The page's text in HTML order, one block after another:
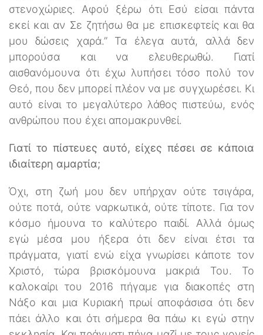
στενοχώριες. Αφού ξέρω ότι Εσύ είσαι πάντα
εκεί και αν Σε ζητήσω θα με επισκεφτείς και θα
μου δώσεις χαρά.” Τα έλεγα αυτά, αλλά δεν
μπορούσα και να ελευθερωθώ. Γιατί
αισθανόμουνα ότι έχω λυπήσει τόσο πολύ τον
Θεό, που δεν μπορεί πλέον να με συγχωρέσει. Κι
αυτό είναι το μεγαλύτερο λάθος πιστεύω, ενός
ανθρώπου που έχει απομακρυνθεί.
Γιατί το πίστευες αυτό, είχες πέσει σε κάποια
ιδιαίτερη αμαρτία;
Όχι, στη ζωή μου δεν υπήρχαν ούτε τσιγάρα,
ούτε ποτά, ούτε ναρκωτικά, ούτε τίποτε. Για τον
κόσμο ήμουνα το καλύτερο παιδί. Αλλά όμως
εγώ μέσα μου ήξερα ότι δεν είναι έτσι τα
πράγματα, γιατί ενώ είχα γνωρίσει κάποτε τον
Χριστό, τώρα βρισκόμουνα μακριά Του. Το
καλοκαίρι του 2016 πήγαμε για διακοπές στη
Νάξο και μια Κυριακή πρωί αποφάσισα ότι δεν
πάει άλλο και ότι σήμερα θα πάω κι εγώ στην